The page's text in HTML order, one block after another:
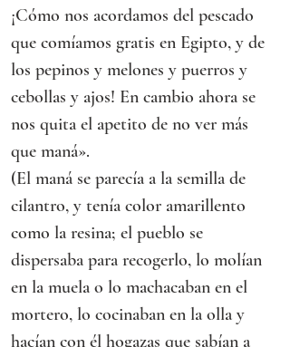
¡Cómo nos acordamos del pescado
que comíamos gratis en Egipto, y de
los pepinos y melones y puerros y
cebollas y ajos! En cambio ahora se
nos quita el apetito de no ver más
que maná».
(El maná se parecía a la semilla de
cilantro, y tenía color amarillento
como la resina; el pueblo se
dispersaba para recogerlo, lo molían
en la muela o lo machacaban en el
mortero, lo cocinaban en la olla y
hacían con él hogazas que sabían a